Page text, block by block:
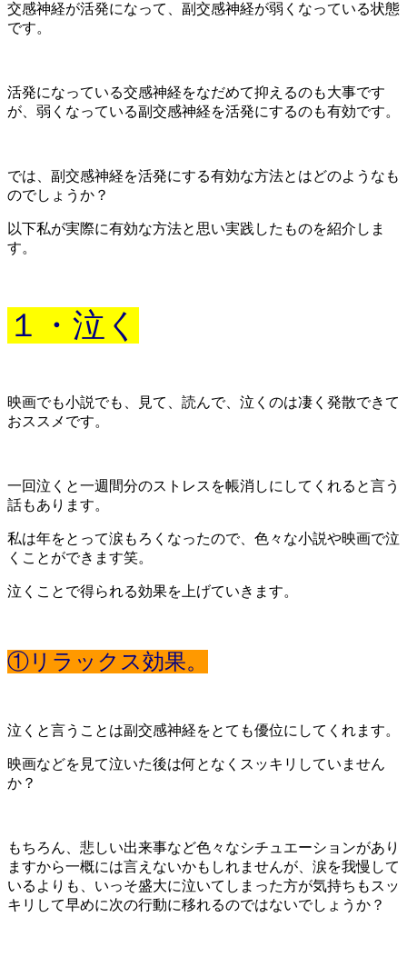
交感神経が活発になって、副交感神経が弱くなっている状態
です。
活発になっている交感神経をなだめて抑えるのも大事です
が、弱くなっている副交感神経を活発にするのも有効です。
では、副交感神経を活発にする有効な方法とはどのようなも
のでしょうか？
以下私が実際に有効な方法と思い実践したものを紹介しま
す。
１・泣く
映画でも小説でも、見て、読んで、泣くのは凄く発散できて
おススメです。
一回泣くと一週間分のストレスを帳消しにしてくれると言う
話もあります。
私は年をとって涙もろくなったので、色々な小説や映画で泣
くことができます笑。
泣くことで得られる効果を上げていきます。
①リラックス効果。
泣くと言うことは副交感神経をとても優位にしてくれます。
映画などを見て泣いた後は何となくスッキリしていません
か？
もちろん、悲しい出来事など色々なシチュエーションがあり
ますから一概には言えないかもしれませんが、涙を我慢して
いるよりも、いっそ盛大に泣いてしまった方が気持ちもスッ
キリして早めに次の行動に移れるのではないでしょうか？